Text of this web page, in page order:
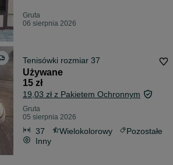
Gruta
06 sierpnia 2026
Tenisówki rozmiar 37
Używane
15 zł
19,03 zł z Pakietem Ochronnym
Gruta
05 sierpnia 2026
37 Wielokolorowy
Pozostałe
Inny